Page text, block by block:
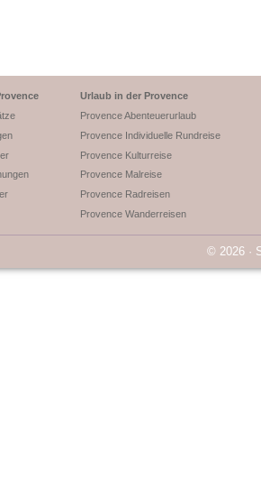
Urlaub in der Provence
Provence Abenteuerurlaub
Provence Individuelle Rundreise
Provence Kulturreise
Provence Malreise
Provence Radreisen
Provence Wanderreisen
© 2026 ·